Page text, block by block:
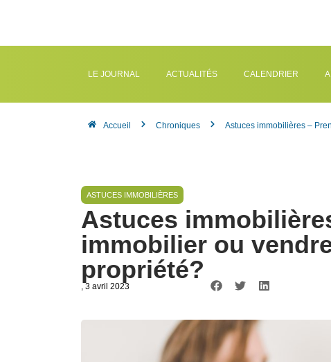
LE JOURNAL ACTUALITÉS CALENDRIER
Accueil Chroniques Astuces immobilières –
ASTUCES IMMOBILIÈRES
Astuces
immobilier ou
propriété?
, 3 avril 2023